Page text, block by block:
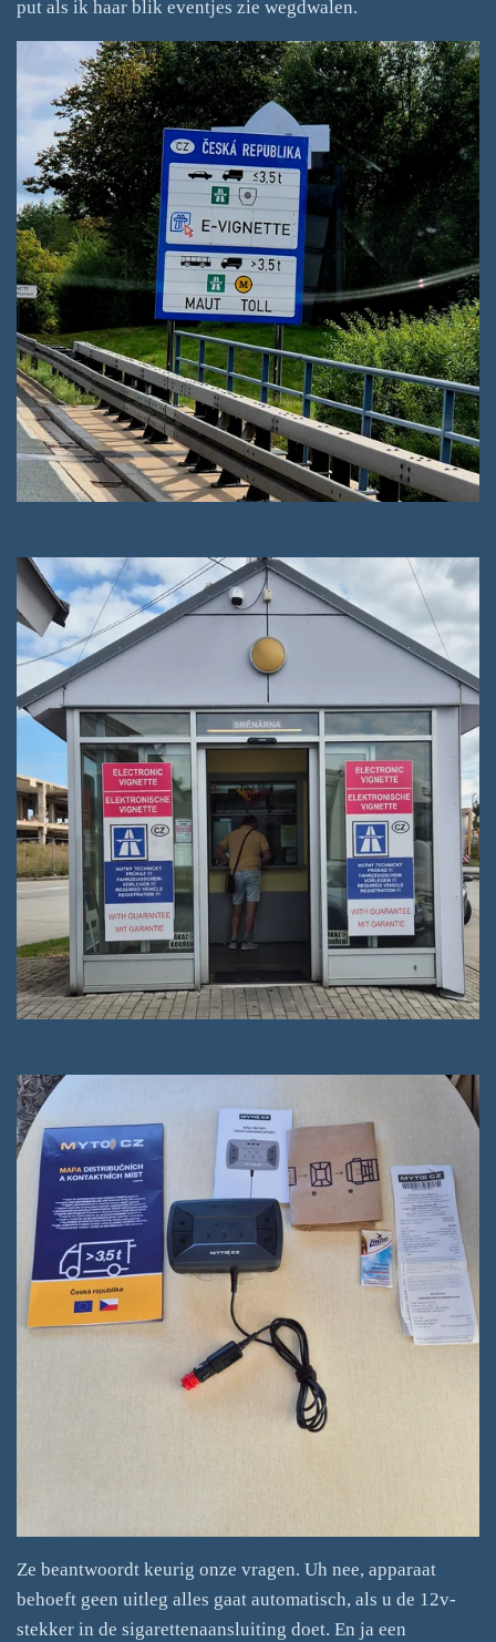
put als ik haar blik eventjes zie wegdwalen.
Ze beantwoordt keurig onze vragen. Uh nee, apparaat
behoeft geen uitleg alles gaat automatisch, als u de 12v-
stekker in de sigarettenaansluiting doet. En ja een